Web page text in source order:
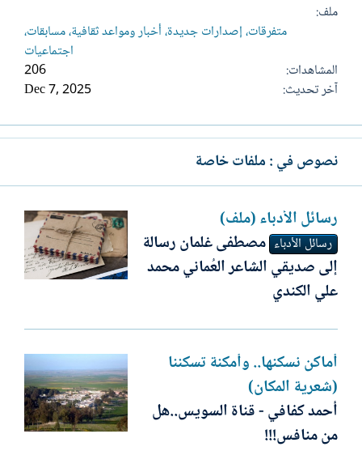
ملف
متفرقات، إصدارات جديدة، أخبار ومواعد ثقافية، مسابقات،
اجتماعيات
المشاهدات
206
آخر تحديث
Dec 7, 2025
نصوص في : ملفات خاصة
رسائل الأدباء (ملف)
رسائل الأدباء مصطفى غلمان رسالة
إلى صديقي الشاعر العُماني محمد
علي الكندي
أماكن نسكنها.. وأمكنة تسكننا
(شعرية المكان)
أحمد كفافي - قناة السويس..هل
من منافس!!!